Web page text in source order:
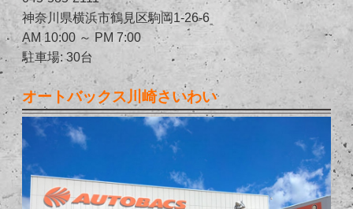
神奈川県横浜市鶴見区駒岡1-26-6
AM 10:00 ～ PM 7:00
駐車場: 30台
オートバックス川崎さいわい